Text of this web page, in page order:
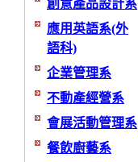
創意產品設計系
應用英語系(外
語科)
企業管理系
不動產經營系
會展活動管理系
餐飲廚藝系